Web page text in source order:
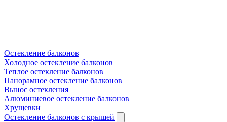
Остекление балконов
Холодное остекление балконов
Теплое остекление балконов
Панорамное остекление балконов
Вынос остекления
Алюминиевое остекление балконов
Хрущевки
Остекление балконов с крышей